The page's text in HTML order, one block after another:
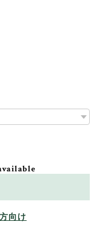
向け